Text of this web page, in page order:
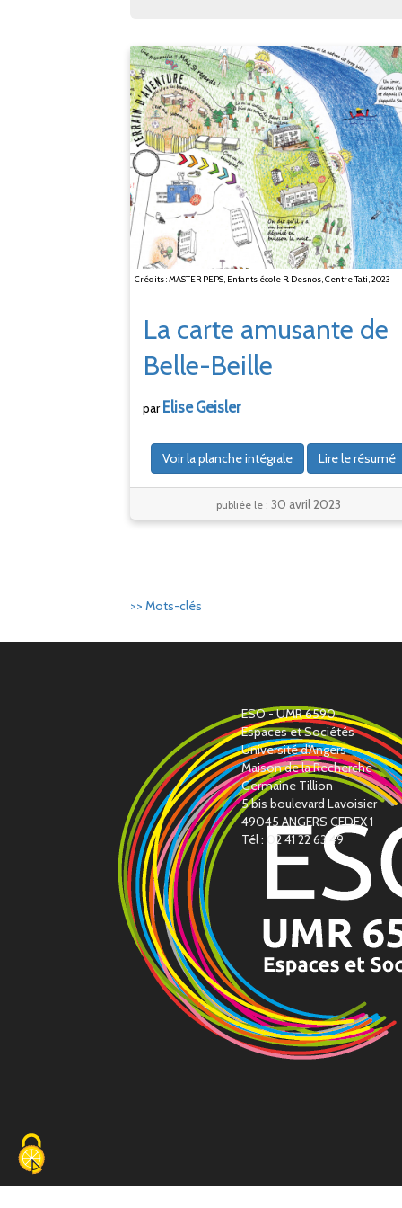
Crédits : MASTER PEPS, Enfants école R. Desnos, Centre Tati, 2023
La carte amusante de
Belle-Beille
par Elise Geisler
Voir la planche intégrale Lire le résumé
publiée le :30 avril 2023
>> Mots-clés
ESO - UMR 6590
Espaces et Sociétés
Université d'Angers
Maison de la Recherche
Germaine Tillion
5 bis boulevard Lavoisier
49045 ANGERS CEDEX 1
Tél : 02 41 22 63 49